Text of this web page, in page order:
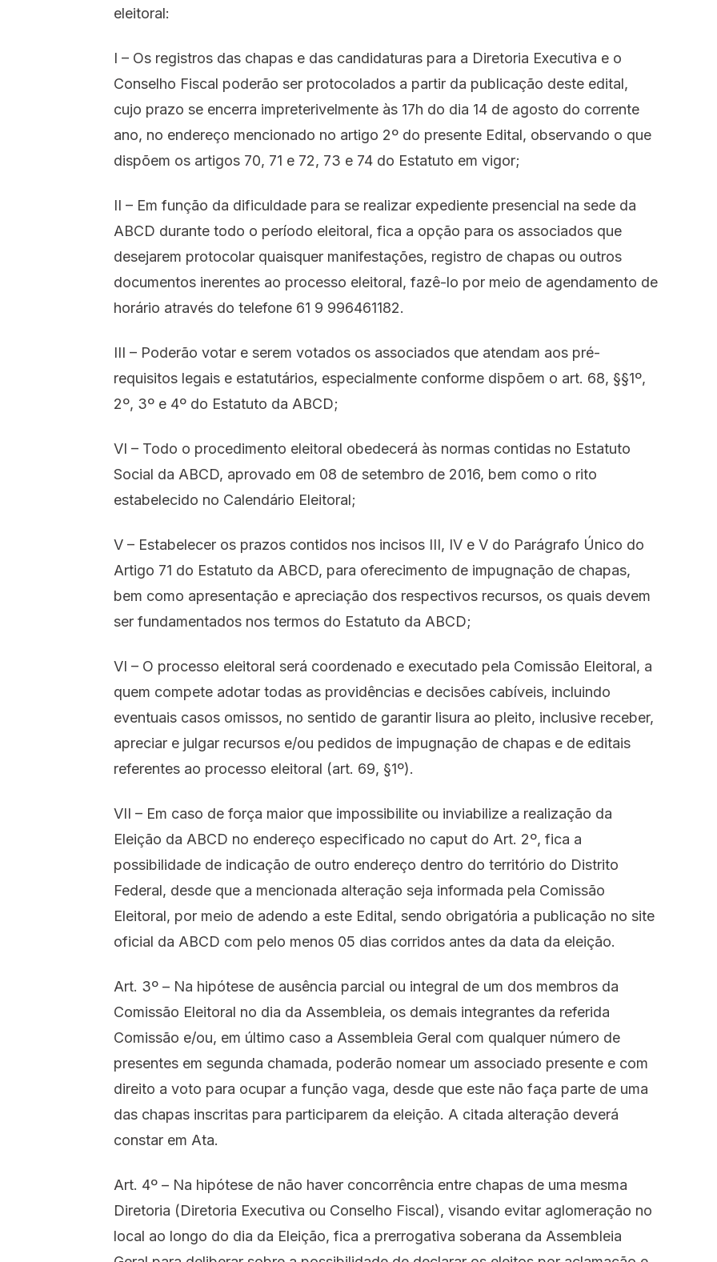
eleitoral:
I – Os registros das chapas e das candidaturas para a Diretoria Executiva e o
Conselho Fiscal poderão ser protocolados a partir da publicação deste edital,
cujo prazo se encerra impreterivelmente às 17h do dia 14 de agosto do corrente
ano, no endereço mencionado no artigo 2º do presente Edital, observando o que
dispõem os artigos 70, 71 e 72, 73 e 74 do Estatuto em vigor;
II – Em função da dificuldade para se realizar expediente presencial na sede da
ABCD durante todo o período eleitoral, fica a opção para os associados que
desejarem protocolar quaisquer manifestações, registro de chapas ou outros
documentos inerentes ao processo eleitoral, fazê-lo por meio de agendamento de
horário através do telefone 61 9 996461182.
III – Poderão votar e serem votados os associados que atendam aos pré-
requisitos legais e estatutários, especialmente conforme dispõem o art. 68, §§1º,
2º, 3º e 4º do Estatuto da ABCD;
VI – Todo o procedimento eleitoral obedecerá às normas contidas no Estatuto
Social da ABCD, aprovado em 08 de setembro de 2016, bem como o rito
estabelecido no Calendário Eleitoral;
V – Estabelecer os prazos contidos nos incisos III, IV e V do Parágrafo Único do
Artigo 71 do Estatuto da ABCD, para oferecimento de impugnação de chapas,
bem como apresentação e apreciação dos respectivos recursos, os quais devem
ser fundamentados nos termos do Estatuto da ABCD;
VI – O processo eleitoral será coordenado e executado pela Comissão Eleitoral, a
quem compete adotar todas as providências e decisões cabíveis, incluindo
eventuais casos omissos, no sentido de garantir lisura ao pleito, inclusive receber,
apreciar e julgar recursos e/ou pedidos de impugnação de chapas e de editais
referentes ao processo eleitoral (art. 69, §1º).
VII – Em caso de força maior que impossibilite ou inviabilize a realização da
Eleição da ABCD no endereço especificado no caput do Art. 2º, fica a
possibilidade de indicação de outro endereço dentro do território do Distrito
Federal, desde que a mencionada alteração seja informada pela Comissão
Eleitoral, por meio de adendo a este Edital, sendo obrigatória a publicação no site
oficial da ABCD com pelo menos 05 dias corridos antes da data da eleição.
Art. 3º – Na hipótese de ausência parcial ou integral de um dos membros da
Comissão Eleitoral no dia da Assembleia, os demais integrantes da referida
Comissão e/ou, em último caso a Assembleia Geral com qualquer número de
presentes em segunda chamada, poderão nomear um associado presente e com
direito a voto para ocupar a função vaga, desde que este não faça parte de uma
das chapas inscritas para participarem da eleição. A citada alteração deverá
constar em Ata.
Art. 4º – Na hipótese de não haver concorrência entre chapas de uma mesma
Diretoria (Diretoria Executiva ou Conselho Fiscal), visando evitar aglomeração no
local ao longo do dia da Eleição, fica a prerrogativa soberana da Assembleia